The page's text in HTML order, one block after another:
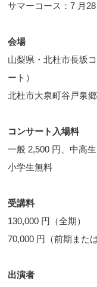
サマーコース：7 月
会場
山梨県・北杜市長坂
ート）
北杜市大泉町谷戸泉
コンサート入場料
一般 2,500 円、中高
小学生無料
受講料
130,000 円（全期）
70,000 円（前期また
出演者